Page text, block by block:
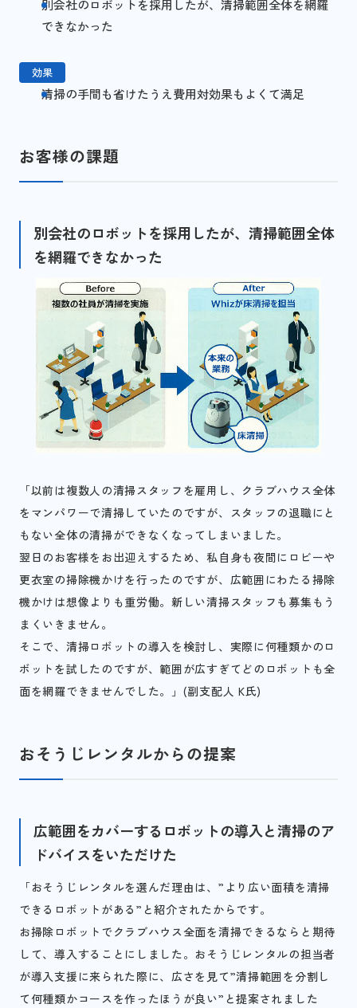
別会社のロボットを採用したが、清掃範囲全体を網羅
できなかった
効果
清掃の手間も省けたうえ費用対効果もよくて満足
お客様の課題
別会社のロボットを採用したが、清掃範囲全体
を網羅できなかった
「以前は複数人の清掃スタッフを雇用し、クラブハウス全体
をマンパワーで清掃していたのですが、スタッフの退職にと
もない全体の清掃ができなくなってしまいました。
翌日のお客様をお出迎えするため、私自身も夜間にロビーや
更衣室の掃除機かけを行ったのですが、広範囲にわたる掃除
機かけは想像よりも重労働。新しい清掃スタッフも募集もう
まくいきません。
そこで、清掃ロボットの導入を検討し、実際に何種類かのロ
ボットを試したのですが、範囲が広すぎてどのロボットも全
面を網羅できませんでした。」(副支配人 K氏)
おそうじレンタルからの提案
広範囲をカバーするロボットの導入と清掃のア
ドバイスをいただけた
「おそうじレンタルを選んだ理由は、”より広い面積を清掃
できるロボットがある”と紹介されたからです。
お掃除ロボットでクラブハウス全面を清掃できるならと期待
して、導入することにしました。おそうじレンタルの担当者
が導入支援に来られた際に、広さを見て”清掃範囲を分割し
て何種類かコースを作ったほうが良い”と提案されました